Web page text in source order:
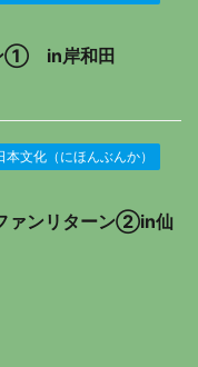
① in岸和田
本文化（にほんぶんか）
ァンリターン②in仙